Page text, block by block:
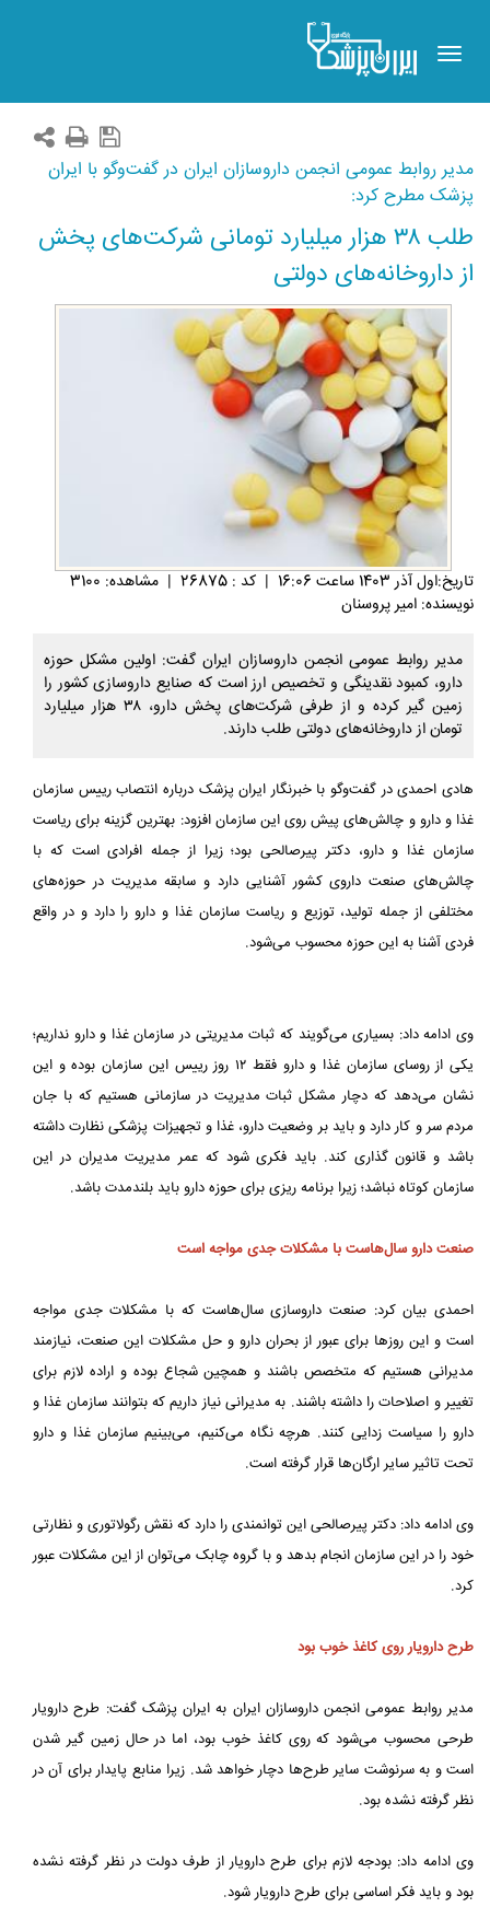
Toggle
navigation
مدیر روابط عمومی انجمن داروسازان ایران در گفت‌وگو با ایران
پزشک مطرح کرد:
طلب ۳۸ هزار میلیارد تومانی شرکت‌های پخش
از داروخانه‌های دولتی
تاريخ:اول آذر 1403 ساعت 16:06 | کد : 26875 | مشاهده: 3100
نویسنده: امیر پروسنان
مدیر روابط عمومی انجمن داروسازان ایران گفت: اولین مشکل حوزه
دارو، کمبود نقدینگی و تخصیص ارز است که صنایع داروسازی کشور را
زمین گیر کرده و از طرفی شرکت‌های پخش دارو، ۳۸ هزار میلیارد
تومان از داروخانه‌های دولتی طلب دارند.
هادی احمدی در گفت‌وگو با خبرنگار ایران پزشک درباره انتصاب رییس سازمان
غذا و دارو و چالش‌های پیش روی این سازمان افزود: بهترین گزینه برای ریاست
سازمان غذا و دارو، دکتر پیرصالحی بود؛ زیرا از جمله افرادی است که با
چالش‌های صنعت داروی کشور آشنایی دارد و سابقه مدیریت در حوزه‌های
مختلفی از جمله تولید، توزیع و ریاست سازمان غذا و دارو را دارد و در واقع
فردی آشنا به این حوزه محسوب می‌شود.
وی ادامه داد: بسیاری می‌گویند که ثبات مدیریتی در سازمان غذا و دارو نداریم؛
یکی از روسای سازمان غذا و دارو فقط ۱۲ روز رییس این سازمان بوده و این
نشان می‌دهد که دچار مشکل ثبات مدیریت در سازمانی هستیم که با جان
مردم سر و کار دارد و باید بر وضعیت دارو، غذا و تجهیزات پزشکی نظارت داشته
باشد و قانون گذاری کند. باید فکری شود که عمر مدیریت مدیران در این
سازمان کوتاه نباشد؛ زیرا برنامه ریزی برای حوزه دارو باید بلندمدت باشد.
صنعت دارو سال‌هاست با مشکلات جدی مواجه است
احمدی بیان کرد: صنعت داروسازی سال‌هاست که با مشکلات جدی مواجه
است و این روزها برای عبور از بحران دارو و حل مشکلات این صنعت، نیازمند
مدیرانی هستیم که متخصص باشند و همچین شجاع بوده و اراده لازم برای
تغییر و اصلاحات را داشته باشند. به مدیرانی نیاز داریم که بتوانند سازمان غذا و
دارو را سیاست زدایی کنند. هرچه نگاه می‌کنیم، می‌بینیم سازمان غذا و دارو
تحت تاثیر سایر ارگان‌ها قرار گرفته است.
وی ادامه داد: دکتر پیرصالحی این توانمندی را دارد که نقش رگولاتوری و نظارتی
خود را در این سازمان انجام بدهد و با گروه چابک می‌توان از این مشکلات عبور
کرد.
طرح دارویار روی کاغذ خوب بود
مدیر روابط عمومی انجمن داروسازان ایران به ایران پزشک گفت: طرح دارویار
طرحی محسوب می‌شود که روی کاغذ خوب بود، اما در حال زمین گیر شدن
است و به سرنوشت سایر طرح‌ها دچار خواهد شد. زیرا منابع پایدار برای آن در
نظر گرفته نشده بود.
وی ادامه داد: بودجه لازم برای طرح دارویار از طرف دولت در نظر گرفته نشده
بود و باید فکر اساسی برای طرح دارویار شود.